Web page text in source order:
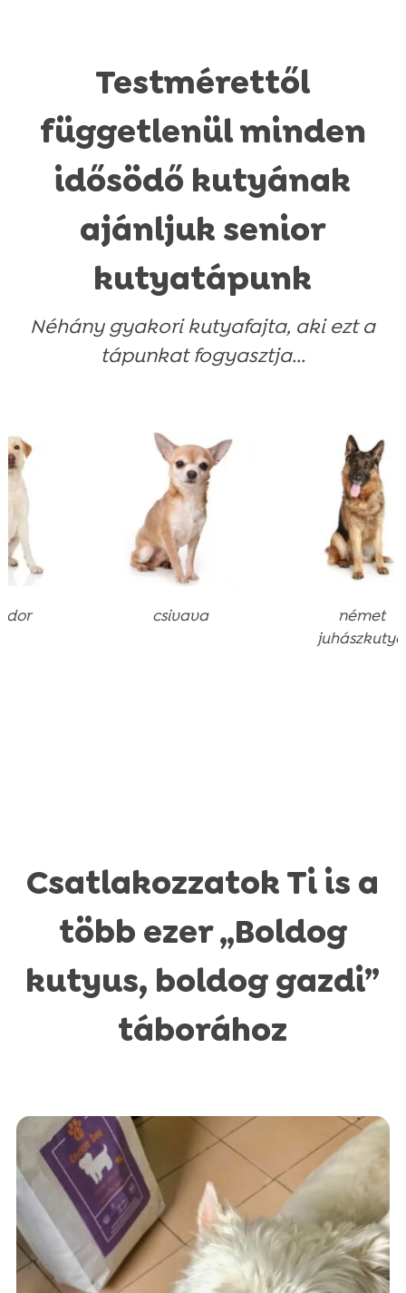
Testmérettől
függetlenül minden
idősödő kutyának
ajánljuk senior
kutyatápunk
Néhány gyakori kutyafajta, aki ezt a
tápunkat fogyasztja...
juhászkutya
Csatlakozzatok Ti is a
több ezer „Boldog
kutyus, boldog gazdi”
táborához